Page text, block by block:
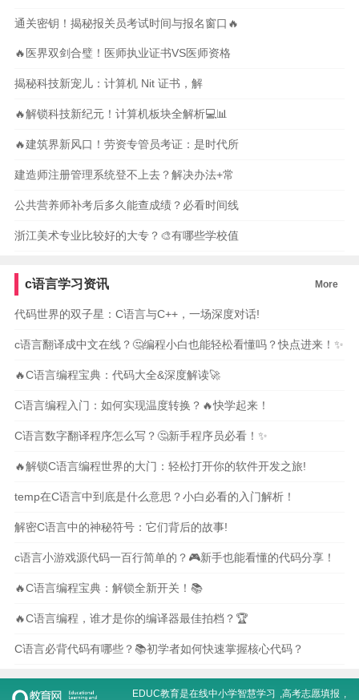
通关密钥！揭秘报关员考试时间与报名窗口🔥
🔥医界双剑合璧！医师执业证书VS医师资格
揭秘科技新宠儿：计算机 Nit 证书，解
🔥解锁科技新纪元！计算机板块全解析💻📊
🔥建筑界新风口！劳资专管员考证：是时代所
建造师注册管理系统登不上去？解决办法+常
公共营养师补考后多久能查成绩？必看时间线
浙江美术专业比较好的大专？🎨有哪些学校值
c语言学习资讯 More
代码世界的双子星：C语言与C++，一场深度对话!
c语言翻译成中文在线？🤔编程小白也能轻松看懂吗？快点进来！✨
🔥C语言编程宝典：代码大全&深度解读🚀
C语言编程入门：如何实现温度转换？🔥快学起来！
C语言数字翻译程序怎么写？🤔新手程序员必看！✨
🔥解锁C语言编程世界的大门：轻松打开你的软件开发之旅!
temp在C语言中到底是什么意思？小白必看的入门解析！
解密C语言中的神秘符号：它们背后的故事!
c语言小游戏源代码一百行简单的？🎮新手也能看懂的代码分享！
🔥C语言编程宝典：解锁全新开关！📚
🔥C语言编程，谁才是你的编译器最佳拍档？🏆
C语言必背代码有哪些？📚初学者如何快速掌握核心代码？
EDUC教育是在线中小学智慧学习 ,高考志愿填报 ,